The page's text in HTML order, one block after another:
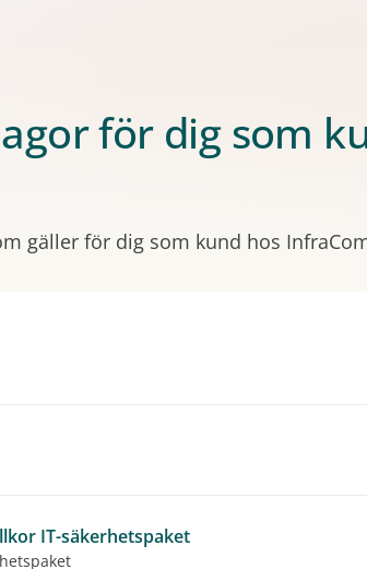
för dig som
gäller för dig som kund hos
IT-säkerhetspaket